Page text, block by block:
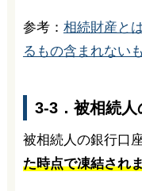
参考： 相続財産と
るもの含まれない
3-3．被相続人
被相続人の銀行口座
た時点で凍結され